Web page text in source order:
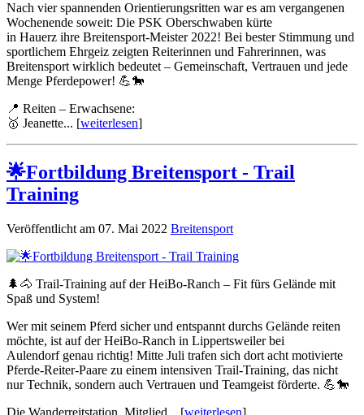
Nach vier spannenden Orientierungsritten war es am vergangenen
Wochenende soweit: Die PSK Oberschwaben kürte
in Hauerz ihre Breitensport-Meister 2022! Bei bester Stimmung und
sportlichem Ehrgeiz zeigten Reiterinnen und Fahrerinnen, was
Breitensport wirklich bedeutet – Gemeinschaft, Vertrauen und jede
Menge Pferdepower! 💪🐎
📍 Reiten – Erwachsene:
🥇 Jeanette... [weiterlesen]
🌟Fortbildung Breitensport - Trail
Training
Veröffentlicht am 07. Mai 2022 Breitensport
🌲🐴 Trail-Training auf der HeiBo-Ranch – Fit fürs Gelände mit
Spaß und System!
Wer mit seinem Pferd sicher und entspannt durchs Gelände reiten
möchte, ist auf der HeiBo-Ranch in Lippertsweiler bei
Aulendorf genau richtig! Mitte Juli trafen sich dort acht motivierte
Pferde-Reiter-Paare zu einem intensiven Trail-Training, das nicht
nur Technik, sondern auch Vertrauen und Teamgeist förderte. 💪🐎